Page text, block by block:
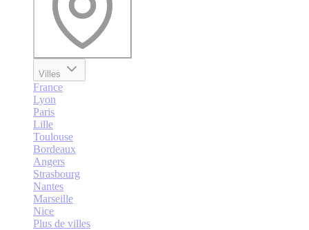
Villes
France
Lyon
Paris
Lille
Toulouse
Bordeaux
Angers
Strasbourg
Nantes
Marseille
Nice
Plus de villes